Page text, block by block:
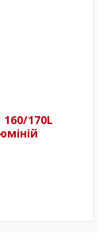
170L